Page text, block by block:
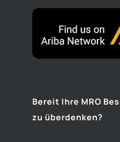
Bereit Ihre MRO
zu überdenken?